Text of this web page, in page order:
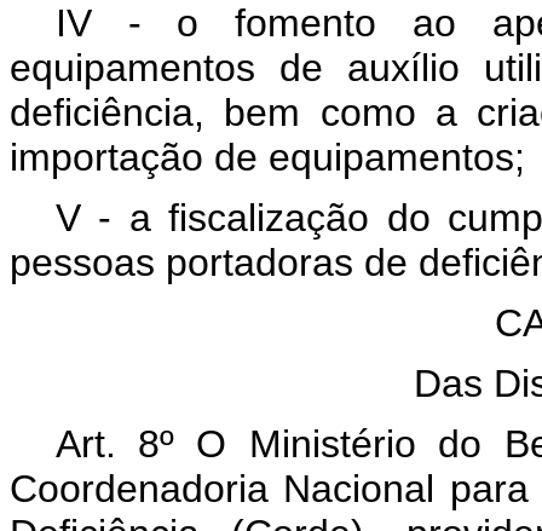
IV - o fomento ao
equipamentos de auxílio
deficiência, bem como a
importação de equipamentos;
V - a fiscalização do
pessoas portadoras de
Das
Art. 8º O Ministério do
Coordenadoria Nacional